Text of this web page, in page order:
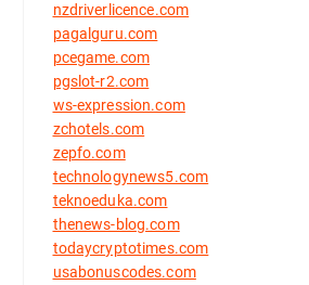
nzdriverlicence.com
pagalguru.com
pcegame.com
pgslot-r2.com
ws-expression.com
zchotels.com
zepfo.com
technologynews5.com
teknoeduka.com
thenews-blog.com
todaycryptotimes.com
usabonuscodes.com